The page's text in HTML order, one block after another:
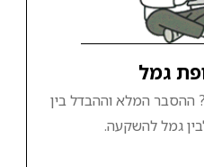
גמל
ההסבר המלא וההבדל בין
גמל להשקעה.